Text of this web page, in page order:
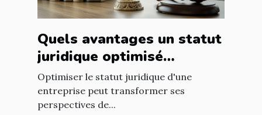
Quels avantages un statut
juridique optimisé
apporte-t-il à votre
entreprise ?
Optimiser le statut juridique d'une
entreprise peut transformer ses
perspectives de...